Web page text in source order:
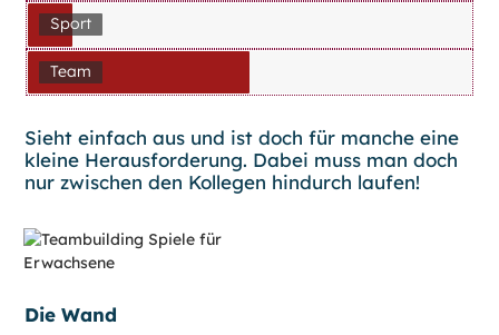
Sport
Team
Sieht einfach aus und ist doch für manche eine
kleine Herausforderung. Dabei muss man doch
nur zwischen den Kollegen hindurch laufen!
Die Wand